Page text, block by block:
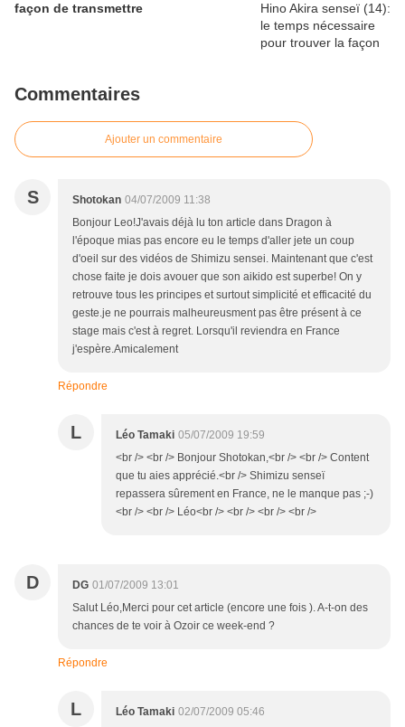
façon de transmettre
Commentaires
Ajouter un commentaire
S Shotokan 04/07/2009 11:38
Bonjour Leo!J'avais déjà lu ton article dans Dragon à
l'époque mias pas encore eu le temps d'aller jete un coup
d'oeil sur des vidéos de Shimizu sensei. Maintenant que c'est
chose faite je dois avouer que son aikido est superbe! On y
retrouve tous les principes et surtout simplicité et efficacité du
geste.je ne pourrais malheureusment pas être présent à ce
stage mais c'est à regret. Lorsqu'il reviendra en France
j'espère.Amicalement
Répondre
L Léo Tamaki 05/07/2009 19:59
<br /> <br /> Bonjour Shotokan,<br /> <br /> Content
que tu aies apprécié.<br /> Shimizu senseï
repassera sûrement en France, ne le manque pas ;-)
<br /> <br /> Léo<br /> <br /> <br /> <br />
D DG 01/07/2009 13:01
Salut Léo,Merci pour cet article (encore une fois ). A-t-on des
chances de te voir à Ozoir ce week-end ?
Répondre
L Léo Tamaki 02/07/2009 05:46